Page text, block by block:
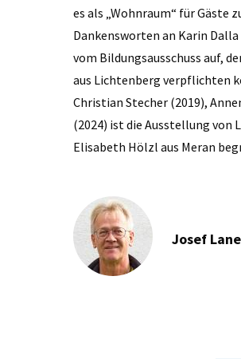
es als „Wohnraum“ für Gäste
Dankensworten an Karin
vom Bildungsausschuss auf,
aus Lichtenberg verpflichten
Christian Stecher (2019),
(2024) ist die Ausstellung von
Elisabeth Hölzl aus Meran
Josef